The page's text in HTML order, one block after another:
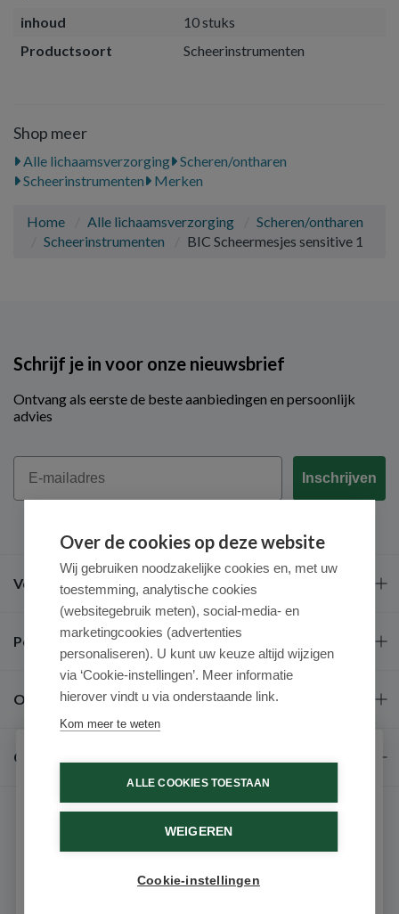
inhoud
10 stuks
Productsoort
Scheerinstrumenten
Shop meer
Alle lichaamsverzorging Scheren/ontharen
Scheerinstrumenten
Merken
Home Alle lichaamsverzorging
Scheren/ontharen
Scheerinstrumenten
BIC Scheermesjes sensitive 1
Schrijf je in voor onze nieuwsbrief
Ontvang als eerste de beste aanbiedingen en persoonlijk
advies
Email
Inschrijven
Veel gestelde vragen
Populaire merken
Over ons
Contact
9.6 / 10 (531 beoordelingen)
Over de cookies op deze website
Wij gebruiken noodzakelijke cookies en, met uw
toestemming, analytische cookies
(websitegebruik meten), social-media- en
marketingcookies (advertenties
personaliseren). U kunt uw keuze altijd wijzigen
via ‘Cookie-instellingen’. Meer informatie
hierover vindt u via onderstaande link.
Kom meer te weten
ALLE COOKIES TOESTAAN
WEIGEREN
Cookie-instellingen
Schrijf je in voor onze nieuwsbrief
Ontvang als eerste de beste aanbiedingen en persoonlijk
advies